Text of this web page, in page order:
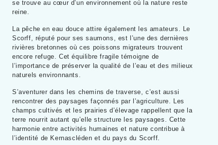
se trouve au cœur d’un environnement où la nature reste
reine.
La pêche en eau douce attire également les amateurs. Le
Scorff, réputé pour ses saumons, est l’une des dernières
rivières bretonnes où ces poissons migrateurs trouvent
encore refuge. Cet équilibre fragile témoigne de
l’importance de préserver la qualité de l’eau et des milieux
naturels environnants.
S’aventurer dans les chemins de traverse, c’est aussi
rencontrer des paysages façonnés par l’agriculture. Les
champs cultivés et les prairies d’élevage rappellent que la
terre nourrit autant qu’elle structure les paysages. Cette
harmonie entre activités humaines et nature contribue à
l’identité de Kernascléden et du pays du Scorff.